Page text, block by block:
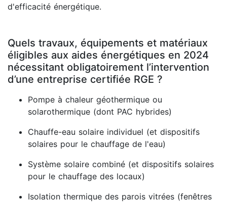
d'efficacité énergétique.
Quels travaux, équipements et matériaux
éligibles aux aides énergétiques en 2024
nécessitant obligatoirement l’intervention
d’une entreprise certifiée RGE ?
Pompe à chaleur géothermique ou
solarothermique (dont PAC hybrides)
Chauffe-eau solaire individuel (et dispositifs
solaires pour le chauffage de l'eau)
Système solaire combiné (et dispositifs solaires
pour le chauffage des locaux)
Isolation thermique des parois vitrées (fenêtres